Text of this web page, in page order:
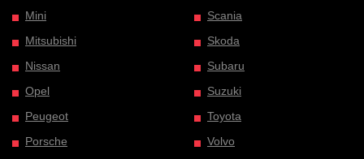
Mini
Mitsubishi
Nissan
Opel
Peugeot
Porsche
Scania
Skoda
Subaru
Suzuki
Toyota
Volvo